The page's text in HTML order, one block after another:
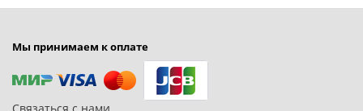
Мы принимаем к оплате